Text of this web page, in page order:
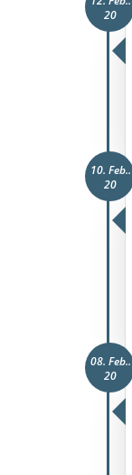
20
10. Feb..
20
08. Feb..
20